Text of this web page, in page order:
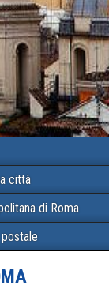
città
di Roma